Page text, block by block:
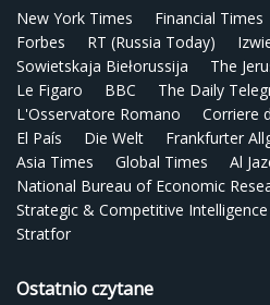
New York Times Financial Times
Forbes
RT (Russia Today)
Sowietskaja Biełorussija
The
Le Figaro
BBC The Daily
L'Osservatore Romano
Corriere
El País
Die Welt
Frankfurter
Asia Times
Global Times
Al
National Bureau of Economic
Strategic & Competitive
Stratfor
Ostatnio czytane